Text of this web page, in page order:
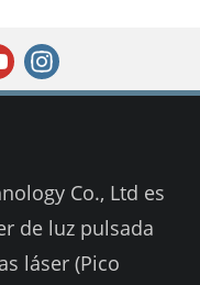
Co., Ltd es
de luz pulsada
láser (Pico